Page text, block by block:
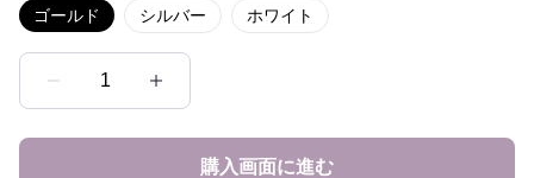
ゴールド シルバー ホワイト
1
購入画面に進む